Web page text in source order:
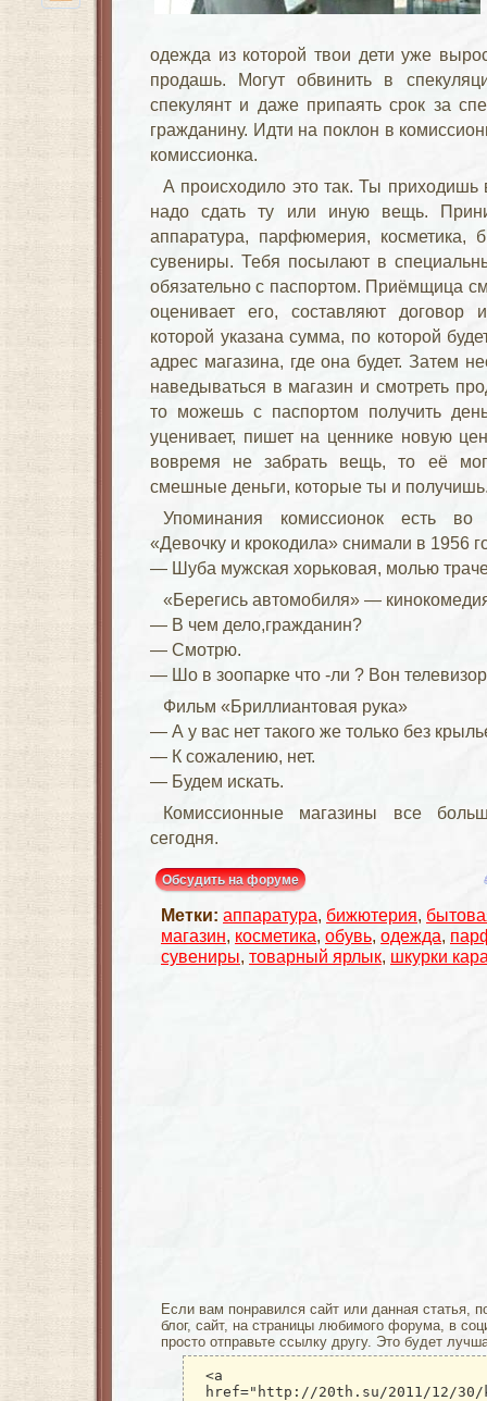
одежда из которой твои дети уже
продашь. Могут обвинить в
спекулянт и даже припаять срок за
гражданину. Идти на поклон в
комиссионка.
А происходило это так. Ты приходишь
надо сдать ту или иную вещь.
аппаратура, парфюмерия, косметика,
сувениры. Тебя посылают в
обязательно с паспортом. Приёмщица
оценивает его, составляют
которой указана сумма, по которой
адрес магазина, где она будет. Затем
наведываться в магазин и смотреть
то можешь с паспортом получить
уценивает, пишет на ценнике новую
вовремя не забрать вещь, то её
смешные деньги, которые ты и
Упоминания комиссионок есть во
«Девочку и крокодила» снимали в 1956
— Шуба мужская хорьковая, молью
«Берегись автомобиля» —
— В чем дело,гражданин?
— Смотрю.
— Шо в зоопарке что -ли ? Вон
Фильм «Бриллиантовая рука»
— А у вас нет такого же только без
— К сожалению, нет.
— Будем искать.
Комиссионные магазины все
сегодня.
Обсудить на форуме
Метки: аппаратура, бижютерия,
магазин, косметика, обувь, одежда,
сувениры, товарный ярлык, шкурки
Если вам понравился сайт или данная статья,
блог, сайт, на страницы любимого форума, в
просто отправьте ссылку другу. Это будет
<a
href="http://20th.su/2011/12/30/